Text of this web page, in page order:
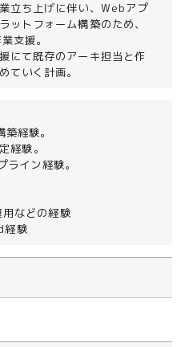
立ち上げに伴い、Webアプ
ットフォーム構築のため、
支援。
にて既存のアーキ担当と作
ていく計画。
築経験。
経験。
ライン経験。
用などの経験
経験